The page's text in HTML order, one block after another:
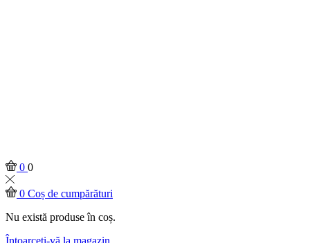
0 0
0 Coș de cumpărături
Nu există produse în coș.